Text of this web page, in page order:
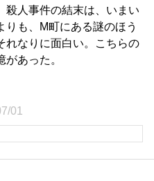
殺人事件の結末は、いまい
りも、M町にある謎のほう
れなりに面白い。こちらの
あった。
01